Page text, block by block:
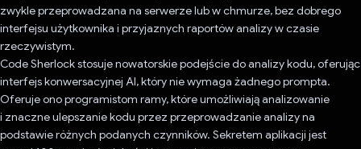
zwykle przeprowadzana na serwerze lub w chmurze, bez dobrego
interfejsu użytkownika i przyjaznych raportów analizy w czasie
rzeczywistym.
Code Sherlock stosuje nowatorskie podejście do analizy kodu, oferując
interfejs konwersacyjnej AI, który nie wymaga żadnego prompta.
Oferuje ono programistom ramy, które umożliwiają analizowanie
i znaczne ulepszanie kodu przez przeprowadzanie analizy na
podstawie różnych podanych czynników. Sekretem aplikacji jest